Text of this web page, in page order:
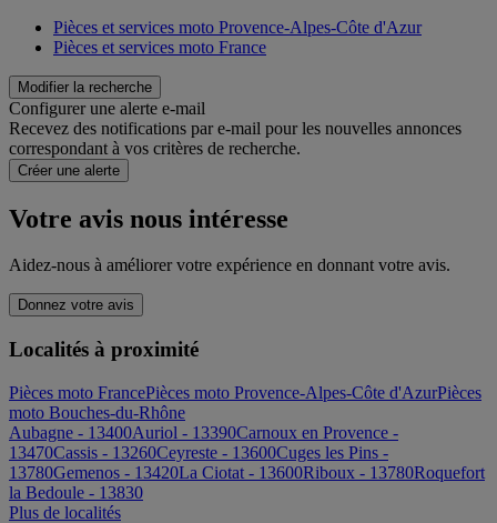
Pièces et services moto Provence-Alpes-Côte d'Azur
Pièces et services moto France
Modifier la recherche
Configurer une alerte e-mail
Recevez des notifications par e-mail pour les nouvelles annonces
correspondant à vos critères de recherche.
Créer une alerte
Votre avis nous intéresse
Aidez-nous à améliorer votre expérience en donnant votre avis.
Donnez votre avis
Localités à proximité
Pièces moto FrancePièces moto Provence-Alpes-Côte d'AzurPièces
moto Bouches-du-Rhône
Aubagne - 13400Auriol - 13390Carnoux en Provence -
13470Cassis - 13260Ceyreste - 13600Cuges les Pins -
13780Gemenos - 13420La Ciotat - 13600Riboux - 13780Roquefort
la Bedoule - 13830
Plus de localités